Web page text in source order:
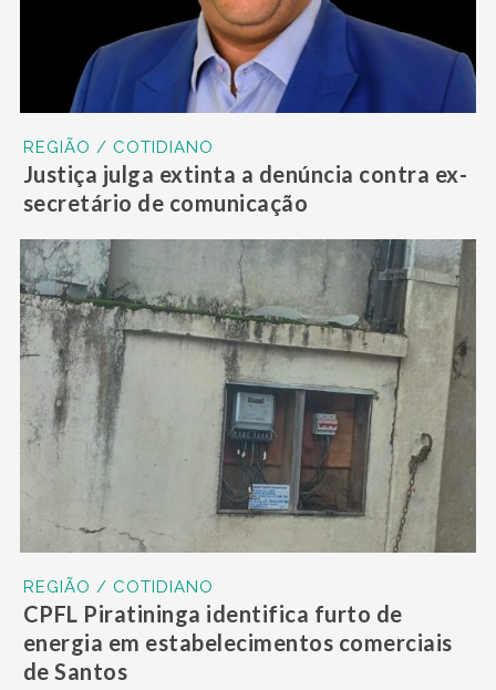
REGIÃO / COTIDIANO
Justiça julga extinta a denúncia contra ex-
secretário de comunicação
REGIÃO / COTIDIANO
CPFL Piratininga identifica furto de
energia em estabelecimentos comerciais
de Santos